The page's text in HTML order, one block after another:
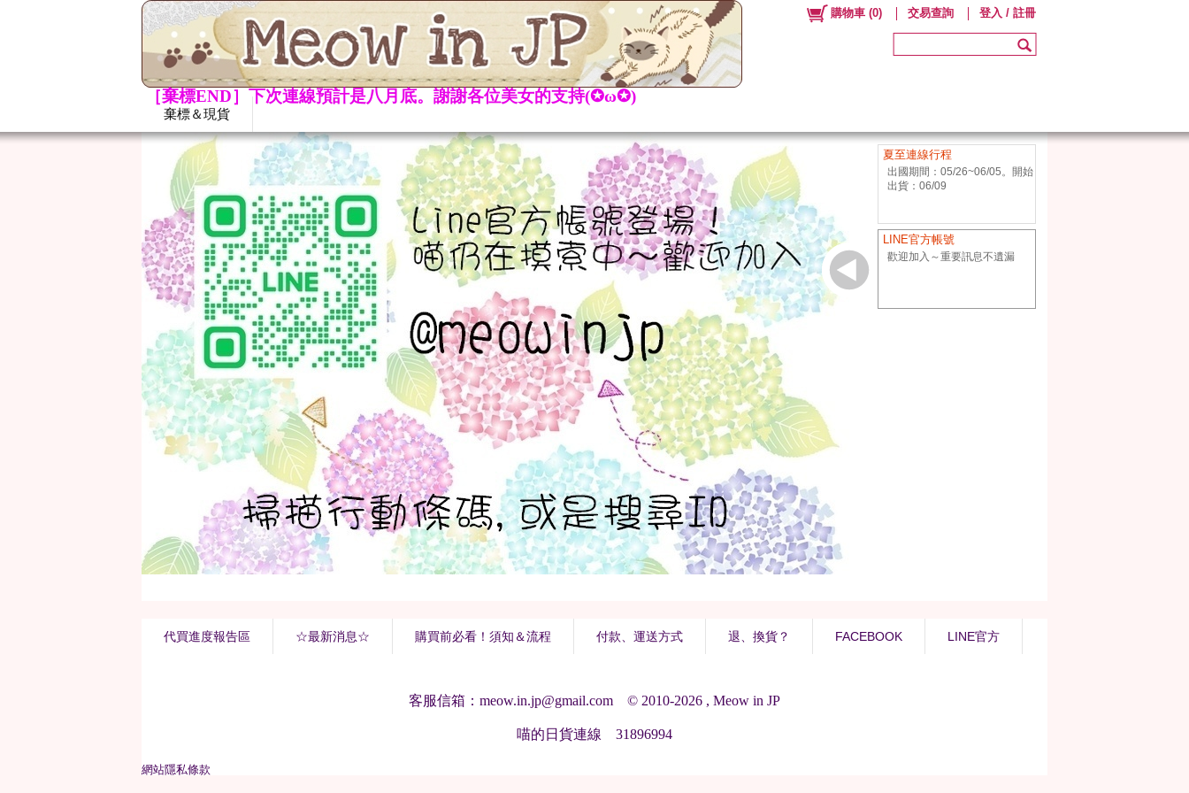
棄標＆現貨
購物車 (0) 交易查詢 登入 / 註冊
夏至連線行程
出國期間：05/26~06/05。開始
出貨：06/09
LINE官方帳號
歡迎加入～重要訊息不遺漏
代買進度報告區 ☆最新消息☆ 購買前必看！須知＆流程 付款、運送方式 退、換貨？ FACEBOOK LINE官方
客服信箱：meow.in.jp@gmail.com © 2010-2026 , Meow in JP
喵的日貨連線 31896994
網站隱私條款
［棄標END］下次連線預計是八月底。謝謝各位美女的支持(✪ω✪)